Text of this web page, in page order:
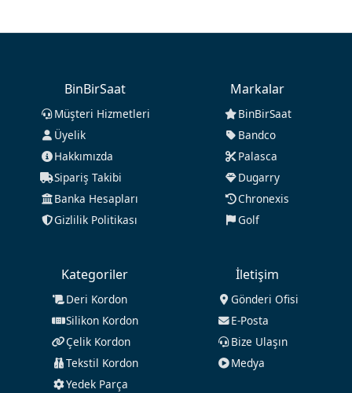
BinBirSaat
Müşteri Hizmetleri
Üyelik
Hakkımızda
Sipariş Takibi
Banka Hesapları
Gizlilik Politikası
Markalar
BinBirSaat
Bandco
Palasca
Dugarry
Chronexis
Golf
Kategoriler
Deri Kordon
Silikon Kordon
Çelik Kordon
Tekstil Kordon
Yedek Parça
İletişim
Gönderi Ofisi
E-Posta
Bize Ulaşın
Medya